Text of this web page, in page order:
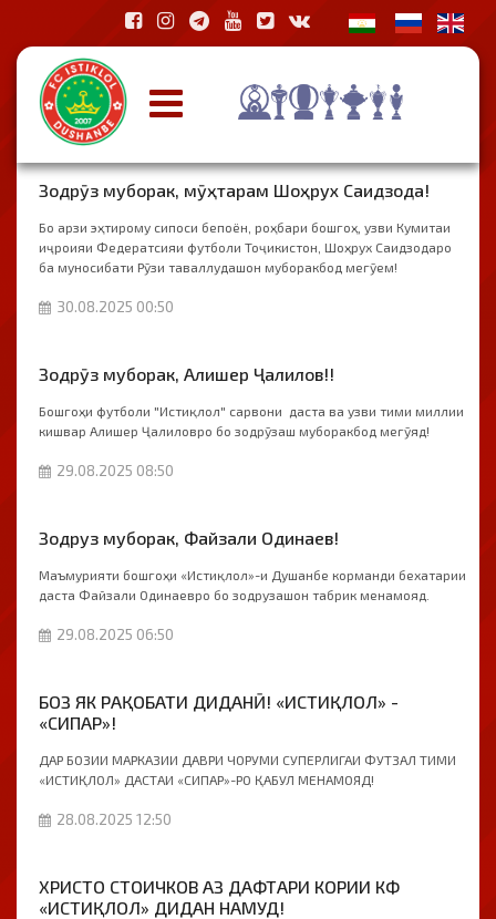
Зодрӯз муборак, мӯҳтарам Шоҳрух Саидзода!
Бо арзи эҳтирому сипоси бепоён, роҳбари бошгоҳ, узви Кумитаи
иҷроияи Федератсияи футболи Тоҷикистон, Шоҳрух Саидзодаро
ба муносибати Рӯзи таваллудашон муборакбод мегӯем!
30.08.2025 00:50
Зодрӯз муборак, Алишер Ҷалилов!!
Бошгоҳи футболи "Истиқлол" сарвони даста ва узви тими миллии
кишвар Алишер Ҷалиловро бо зодрӯзаш муборакбод мегӯяд!
29.08.2025 08:50
Зодруз муборак, Файзали Одинаев!
Маъмурияти бошгоҳи «Истиқлол»-и Душанбе корманди бехатарии
даста Файзали Одинаевро бо зодрузашон табрик менамояд.
29.08.2025 06:50
БОЗ ЯК РАҚОБАТИ ДИДАНӢ! «ИСТИҚЛОЛ» -
«СИПАР»!
ДАР БОЗИИ МАРКАЗИИ ДАВРИ ЧОРУМИ СУПЕРЛИГАИ ФУТЗАЛ ТИМИ
«ИСТИҚЛОЛ» ДАСТАИ «СИПАР»-РО ҚАБУЛ МЕНАМОЯД!
28.08.2025 12:50
ХРИСТО СТОИЧКОВ АЗ ДАФТАРИ КОРИИ КФ
«ИСТИҚЛОЛ» ДИДАН НАМУД!